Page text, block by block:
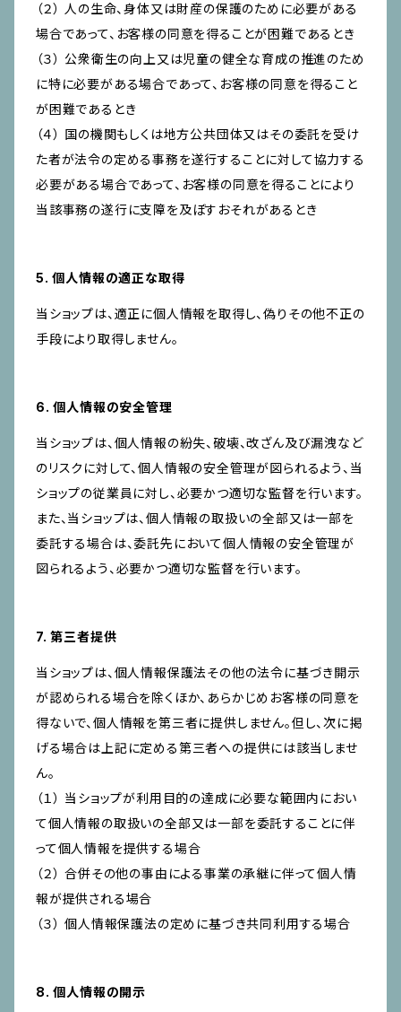
（２） 人の生命、身体又は財産の保護のために必要がある
場合であって、お客様の同意を得ることが困難であるとき
（３） 公衆衛生の向上又は児童の健全な育成の推進のため
に特に必要がある場合であって、お客様の同意を得ること
が困難であるとき
（４） 国の機関もしくは地方公共団体又はその委託を受け
た者が法令の定める事務を遂行することに対して協力する
必要がある場合であって、お客様の同意を得ることにより
当該事務の遂行に支障を及ぼすおそれがあるとき
5. 個人情報の適正な取得
当ショップは、適正に個人情報を取得し、偽りその他不正の
手段により取得しません。
6. 個人情報の安全管理
当ショップは、個人情報の紛失、破壊、改ざん及び漏洩など
のリスクに対して、個人情報の安全管理が図られるよう、当
ショップの従業員に対し、必要かつ適切な監督を行います。
また、当ショップは、個人情報の取扱いの全部又は一部を
委託する場合は、委託先において個人情報の安全管理が
図られるよう、必要かつ適切な監督を行います。
7. 第三者提供
当ショップは、個人情報保護法その他の法令に基づき開示
が認められる場合を除くほか、あらかじめお客様の同意を
得ないで、個人情報を第三者に提供しません。但し、次に掲
げる場合は上記に定める第三者への提供には該当しませ
ん。
（１） 当ショップが利用目的の達成に必要な範囲内におい
て個人情報の取扱いの全部又は一部を委託することに伴
って個人情報を提供する場合
（２） 合併その他の事由による事業の承継に伴って個人情
報が提供される場合
（３） 個人情報保護法の定めに基づき共同利用する場合
8. 個人情報の開示